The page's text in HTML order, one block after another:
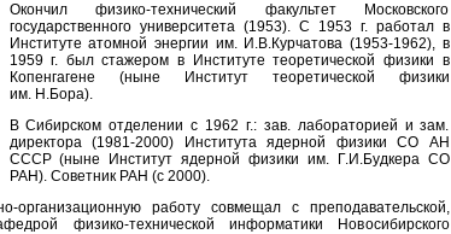
Окончил физико-технический факультет Московского
государственного университета (1953). С 1953 г. работал в
Институте атомной энергии им. И.В.Курчатова (1953-1962), в
1959 г. был стажером в Институте теоретической физики в
Копенгагене (ныне Институт теоретической физики
им. Н.Бора).
В Сибирском отделении с 1962 г.: зав. лабораторией и зам.
директора (1981-2000) Института ядерной физики СО АН
СССР (ныне Институт ядерной физики им. Г.И.Будкера СО
РАН). Советник РАН (с 2000).
организационную работу совмещал с преподавательской,
физико-технической информатики Новосибирского